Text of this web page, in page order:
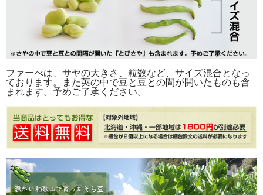
ファーべは、サヤの大きさ、粒数など、サイズ混合となっ
ております。また莢の中で豆と豆との間が開いたものも含
まれます。予めご了承ください。